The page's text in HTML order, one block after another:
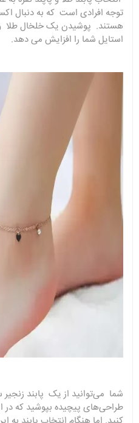
توجه افرادی است که به دنبال
هستند. پوشیدن یک خلخال طلا
استایل شما را افزایش می دهد.
شما می‌توانید از یک پابند زنجیر
طراحی‌های پیچیده بپوشید که